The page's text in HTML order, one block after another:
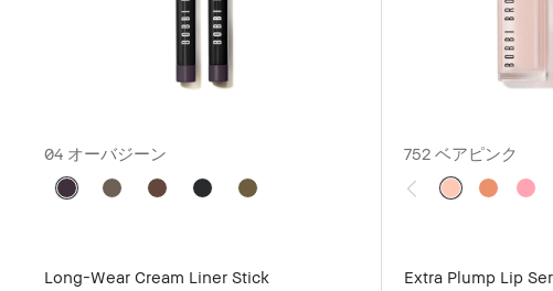
04 オーバジーン
Long-Wear Cream Liner Stick
752 ベアピンク
Extra Plump Lip